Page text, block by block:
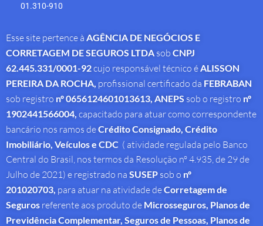
01.310-910
Esse site pertence à AGÊNCIA DE NEGÓCIOS E
CORRETAGEM DE SEGUROS LTDA sob CNPJ
62.445.331/0001-92cujo responsável técnico é ALISSON
PEREIRA DA ROCHA profissional certificado da FEBRABAN
sob registro nº 0656124601013613, ANEPS sob o registro nº
1902441566004, capacitado para atuar como correspondente
bancário nos ramos deCrédito Consignado, Crédito
Imobiliário, Veículos e CDC ( atividade regulada pelo Banco
Central do Brasil, nos termos da Resolução nº 4.935, de 29 de
Julho de 2021) e registrado na SUSEP sob o nº
201020703, para atuar na atividade deCorretagem de
Seguros referente aos produto de Microsseguros, Planos de
Previdência Complementar, Seguros de Pessoas, Planos de